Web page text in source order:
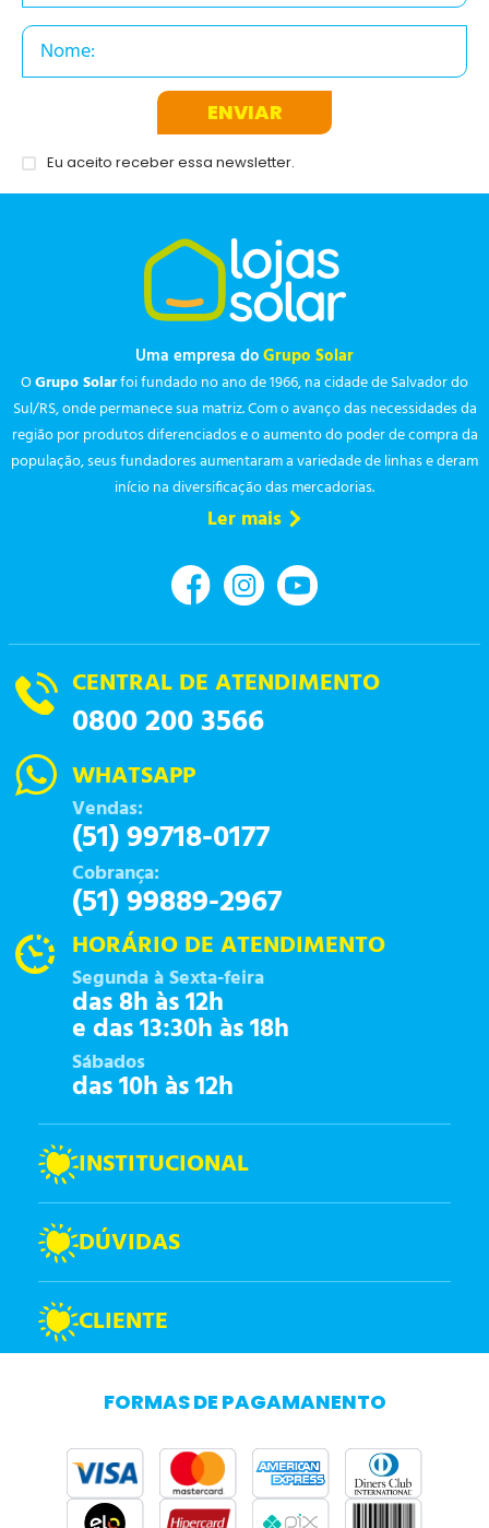
ENVIAR
Eu aceito receber essa newsletter.
Uma empresa doGrupo Solar
OGrupo Solarfoi fundado no ano de 1966, na cidade de Salvador do
Sul/RS, onde permanece sua matriz. Com o avanço das necessidades da
região por produtos diferenciados e o aumento do poder de compra da
população, seus fundadores aumentaram a variedade de linhas e deram
início na diversificação das mercadorias.
Ler mais
CENTRAL DE ATENDIMENTO
0800 200 3566
WHATSAPP
Vendas:
(51) 99718-0177
Cobrança:
(51) 99889-2967
HORÁRIO DE ATENDIMENTO
Segunda à Sexta-feira
das 8h às 12h
e das 13:30h às 18h
Sábados
das 10h às 12h
INSTITUCIONAL
DÚVIDAS
CLIENTE
FORMAS DE PAGAMANENTO